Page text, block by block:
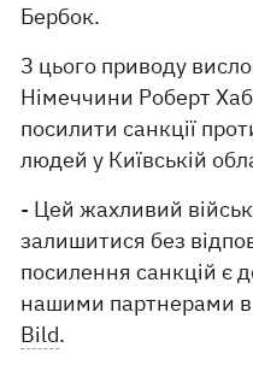
Бербок.
З цього приводу
Німеччини Роберт
посилити санкції
людей у Київській
- Цей жахливий
залишитися без
посилення санкцій є
нашими партнерами
Bild.